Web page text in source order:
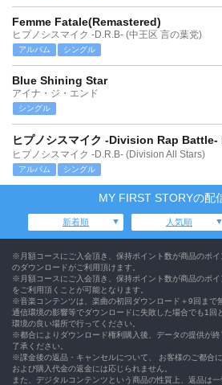
Femme Fatale(Remastered)
ヒプノシスマイク -D.R.B- (中王区 言の葉党)
アルバム シングル
Blue Shining Star
アイナ・ジ・エンド
シングル
ヒプノシスマイク -Division Rap Battle-
ヒプノシスマイク -D.R.B- (Division All Stars)
アルバム シングル
MY FIRST STORYの配
新着順 人気順
※月額コースにご入会頂き、保持ポイント数が商品のポ
のダウンロードがご利用頂けます。
※月額コースにご入会頂き、保持ポイント数が商品のポ
をご利用頂くことが可能となります。
※音楽コンテンツは、楽曲の初回ダウンロード＋9回まで
通信環境の影響等でダウンロードに失敗した場合でも1回
環境の良い場所で行ってください。
※都合によりダウンロード権利購入後、データの提供が
了承ください。
※課金後の返品・キャンセルについて、 お客様のご都合
および購入代金の返金には応じられません。
また、デジタルコンテンツという商品の性質上、返品は